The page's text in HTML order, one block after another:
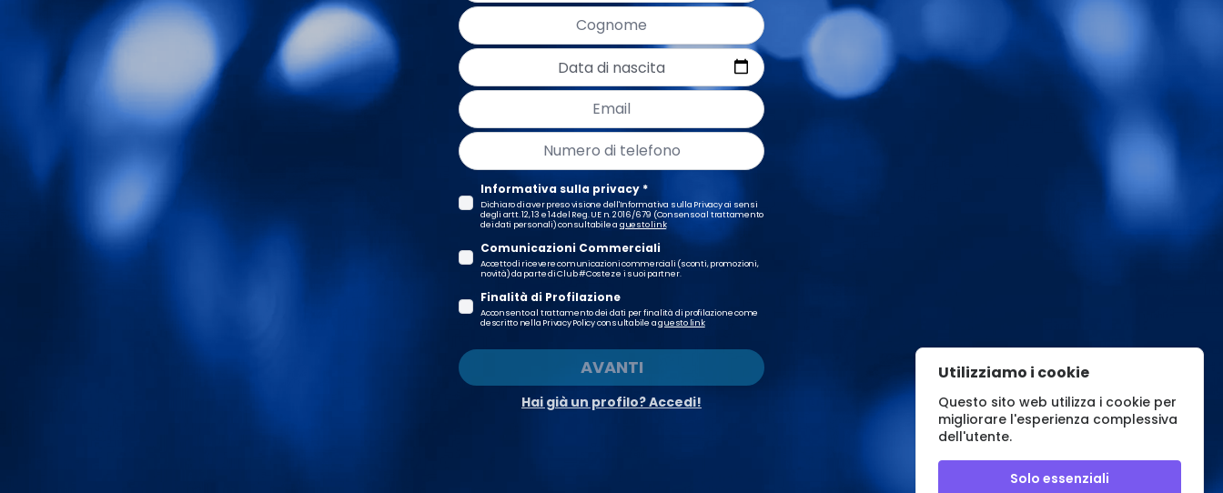
Data di nascita
Informativa sulla privacy *
Dichiaro di aver preso visione dell'Informativa sulla Privacy ai sensi
degli artt. 12, 13 e 14 del Reg. UE n. 2016/679 (Consenso al trattamento
dei dati personali) consultabile a questo link
Comunicazioni Commerciali
Accetto di ricevere comunicazioni commerciali (sconti, promozioni,
novità) da parte di Club #Costez e i suoi partner.
Finalità di Profilazione
Acconsento al trattamento dei dati per finalità di profilazione come
descritto nella Privacy Policy consultabile aquesto link
AVANTI
Hai già un profilo? Accedi!
Utilizziamo i cookie
Questo sito web utilizza i cookie per
migliorare l'esperienza complessiva
dell'utente.
Solo essenziali